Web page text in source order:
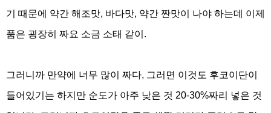
기 때문에 약간 해조맛, 바다맛, 약간 짠맛이 나야 하는데 이제
품은 굉장히 짜요 소금 소태 같이 .
그러니까 만약에 너무 많이 짜다, 그러면 이것도 후코이단이
들어있기는 하지만 순도가 아주 낮은 것 20-30%짜리 넣은 것